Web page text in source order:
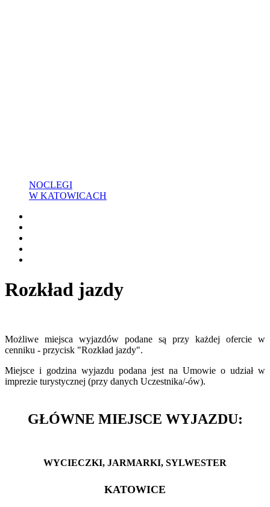
NOCLEGI
W KATOWICACH
Rozkład jazdy
Możliwe miejsca wyjazdów podane są przy każdej ofercie w
cenniku - przycisk "Rozkład jazdy".
Miejsce i godzina wyjazdu podana jest na Umowie o udział w
imprezie turystycznej (przy danych Uczestnika/-ów).
GŁÓWNE MIEJSCE WYJAZDU:
WYCIECZKI, JARMARKI, SYLWESTER
KATOWICE